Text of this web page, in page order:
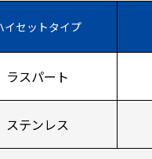
イセットタイプ
ラスパート
ステンレス